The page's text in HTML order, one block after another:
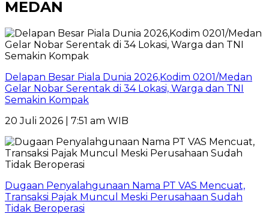
MEDAN
Delapan Besar Piala Dunia 2026,Kodim 0201/Medan
Gelar Nobar Serentak di 34 Lokasi, Warga dan TNI
Semakin Kompak
20 Juli 2026 | 7:51 am WIB
Dugaan Penyalahgunaan Nama PT VAS Mencuat,
Transaksi Pajak Muncul Meski Perusahaan Sudah
Tidak Beroperasi